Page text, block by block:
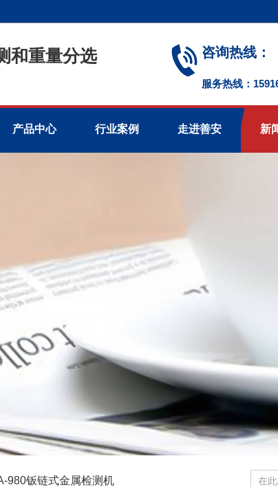
和重量分选 咨询热线：
服务热线：
产品中心 行业案例 走进善安 新
980钣链式金属检测机